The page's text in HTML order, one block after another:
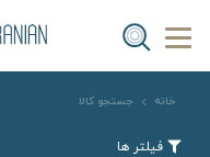
خانه جستجو کالا
فیلتر ها